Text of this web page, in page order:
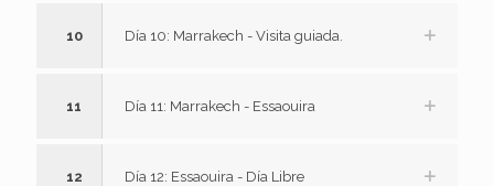
10 Día 10: Marrakech - Visita guiada.
11 Día 11: Marrakech - Essaouira
12 Día 12: Essaouira - Día Libre